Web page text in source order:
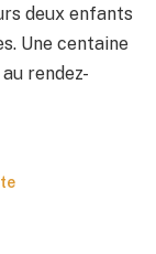
deux enfants
Une centaine
rendez-